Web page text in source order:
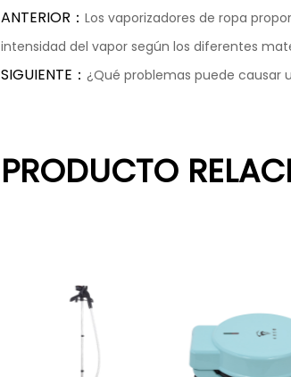
ANTERIOR： Los vaporizadores de ropa
intensidad del vapor según los diferentes
SIGUIENTE： ¿Qué problemas puede causar
PRODUCTO